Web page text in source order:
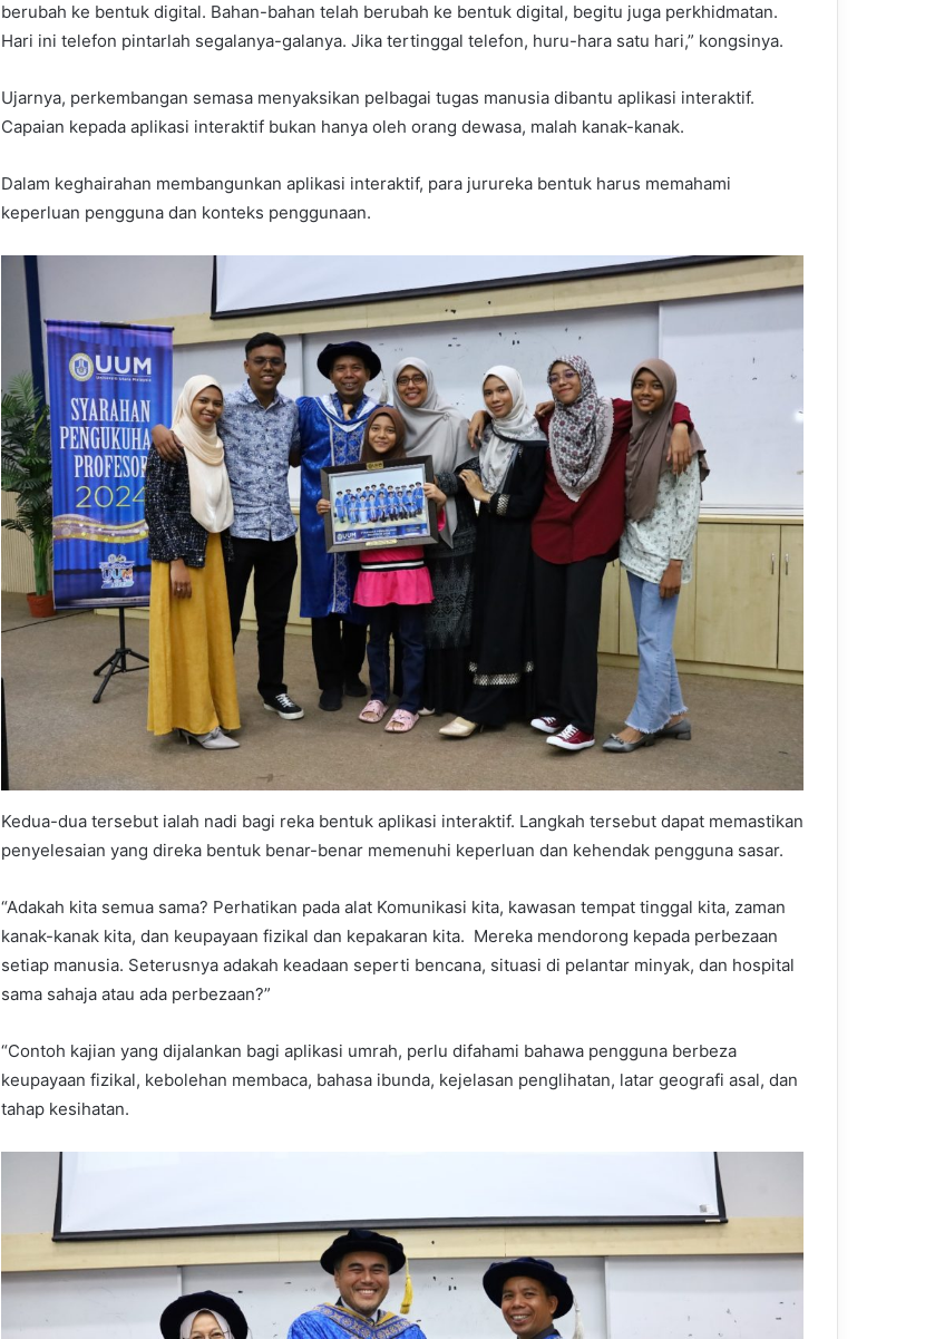
berubah ke bentuk digital. Bahan-bahan telah berubah ke bentuk digital, begitu juga perkhidmatan.
Hari ini telefon pintarlah segalanya-galanya. Jika tertinggal telefon, huru-hara satu hari,” kongsinya.
Ujarnya, perkembangan semasa menyaksikan pelbagai tugas manusia dibantu aplikasi interaktif.
Capaian kepada aplikasi interaktif bukan hanya oleh orang dewasa, malah kanak-kanak.
Dalam keghairahan membangunkan aplikasi interaktif, para jurureka bentuk harus memahami
keperluan pengguna dan konteks penggunaan.
Kedua-dua tersebut ialah nadi bagi reka bentuk aplikasi interaktif. Langkah tersebut dapat memastikan
penyelesaian yang direka bentuk benar-benar memenuhi keperluan dan kehendak pengguna sasar.
“Adakah kita semua sama? Perhatikan pada alat Komunikasi kita, kawasan tempat tinggal kita, zaman
kanak-kanak kita, dan keupayaan fizikal dan kepakaran kita. Mereka mendorong kepada perbezaan
setiap manusia. Seterusnya adakah keadaan seperti bencana, situasi di pelantar minyak, dan hospital
sama sahaja atau ada perbezaan?”
“Contoh kajian yang dijalankan bagi aplikasi umrah, perlu difahami bahawa pengguna berbeza
keupayaan fizikal, kebolehan membaca, bahasa ibunda, kejelasan penglihatan, latar geografi asal, dan
tahap kesihatan.